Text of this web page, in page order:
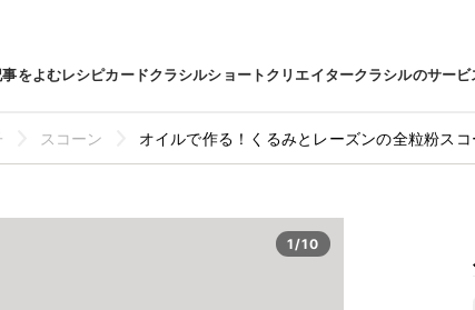
をよむレシピカードクラシルショートクリエイタークラシルのサービ
スコーン オイルで作る！くるみとレーズンの全粒粉スコ
1/10